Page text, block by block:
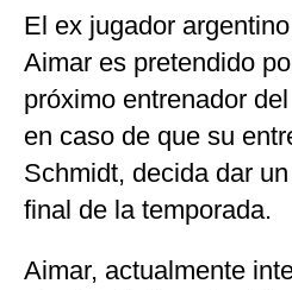
El ex jugador
Aimar es pretendido
próximo entrenador
en caso de que su
Schmidt, decida dar
final de la temporada.
Aimar, actualmente